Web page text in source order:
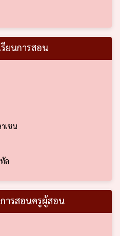
รียนการสอน
เชน
ล
ารสอนครูผู้สอน